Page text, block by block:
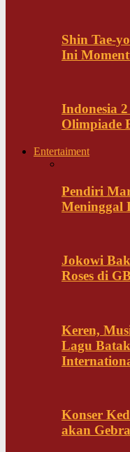
Shin Tae-
Ini
Indonesia
Olimpiade
Entertaiment
Pendiri
Meninggal
Jokowi
Roses di
Keren,
Lagu
Konser
akan